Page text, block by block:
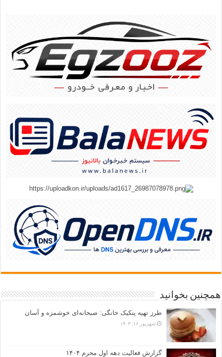
همچنین بخوانید
طرز تهیه پنکیک خانگی: صبحانه‌ای خوشمزه و آسان
شهریور ۱۶, ۱۴۰۳
گزارش فعالیت دهه اول محرم ۱۴۰۴